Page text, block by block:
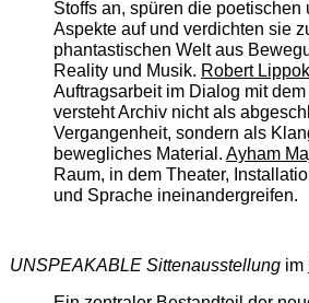
Stoffs an, spüren die
Aspekte auf und verdichten sie
phantastischen Welt aus
Reality und Musik. Robert Lippok
Auftragsarbeit im Dialog mit
versteht Archiv nicht als
Vergangenheit, sondern als
bewegliches Material. Ayham
Raum, in dem Theater,
und Sprache ineinandergreifen.
UNSPEAKABLE Sittenausstellungim